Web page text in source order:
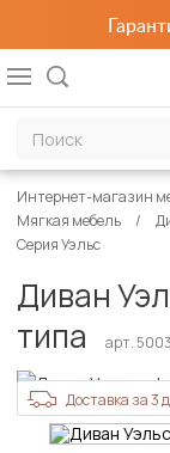
Интернет-магазин
Мягкая мебель
Серия Уэльс
Диван
типа
арт.
Доставка за 3